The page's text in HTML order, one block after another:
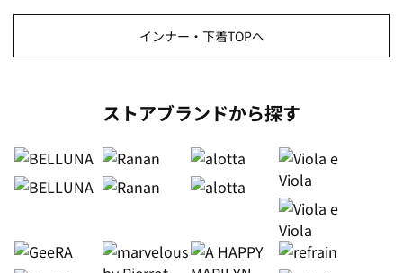
インナー・下着TOPへ
ストアブランドから探す